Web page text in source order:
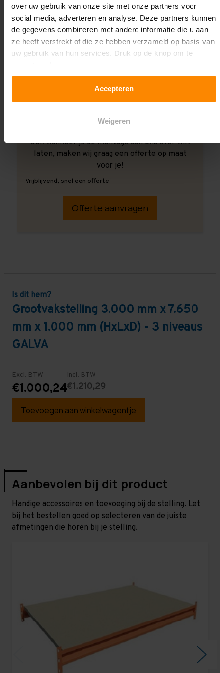
over uw gebruik van onze site met onze partners voor
social media, adverteren en analyse. Deze partners kunnen
de gegevens combineren met andere informatie die u aan
ze heeft verstrekt of die ze hebben verzameld op basis van
uw gebruik van hun services. Druk op de knop om te
accepteren!
Accepteren
Weigeren
Ook wanneer je de montage aan ons over wilt
laten, maken wij graag een offerte op maat
voor je!
Vrijblijvend, snel een offerte!
Offerte aanvragen
Is dit hem?
Grootvakstelling 3.000 mm x 7.650
mm x 1.000 mm (HxLxD) - 3 niveaus
GALVA
Excl. BTW
€1.000,24
Incl. BTW
€1.210,29
Toevoegen aan winkelwagentje
Aanbevolen bij dit product
Handige accessoires en toevoeging bij de stelling. Let
bij het bestellen goed op selecteren van de juiste
afmetingen die horen bij je stelling.